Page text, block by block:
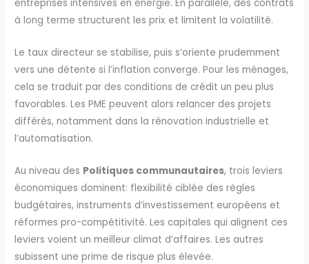
entreprises intensives en énergie. En parallèle, des contrats
à long terme structurent les prix et limitent la volatilité.
Le taux directeur se stabilise, puis s’oriente prudemment
vers une détente si l’inflation converge. Pour les ménages,
cela se traduit par des conditions de crédit un peu plus
favorables. Les PME peuvent alors relancer des projets
différés, notamment dans la rénovation industrielle et
l’automatisation.
Au niveau des Politiques communautaires, trois leviers
économiques dominent: flexibilité ciblée des règles
budgétaires, instruments d’investissement européens et
réformes pro-compétitivité. Les capitales qui alignent ces
leviers voient un meilleur climat d’affaires. Les autres
subissent une prime de risque plus élevée.